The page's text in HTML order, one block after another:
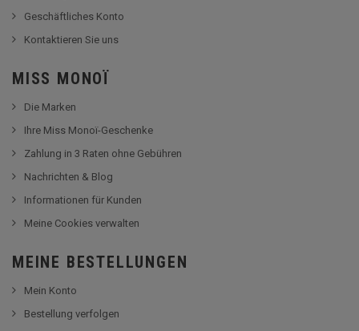
Geschäftliches Konto
Kontaktieren Sie uns
MISS MONOÏ
Die Marken
Ihre Miss Monoï-Geschenke
Zahlung in 3 Raten ohne Gebühren
Nachrichten & Blog
Informationen für Kunden
Meine Cookies verwalten
MEINE BESTELLUNGEN
Mein Konto
Bestellung verfolgen